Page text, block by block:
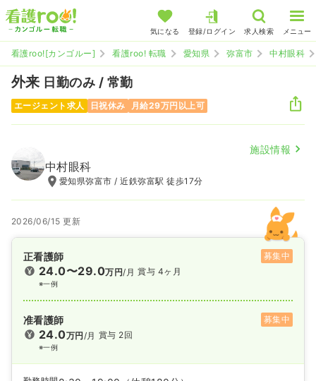
気になる 登録/ログイン 求人検索 メニュー
看護roo![カンゴルー] 看護roo! 転職 愛知県 弥富市 中村眼科
外来 日勤のみ / 常勤
エージェント求人 日祝休み 月給29万円以上可
施設情報
中村眼科
愛知県弥富市 / 近鉄弥富駅 徒歩17分
2026/06/15 更新
正看護師 募集中
24.0〜29.0万円/月
※一例
賞与 4ヶ月
准看護師 募集中
24.0万円/月
※一例
賞与 2回